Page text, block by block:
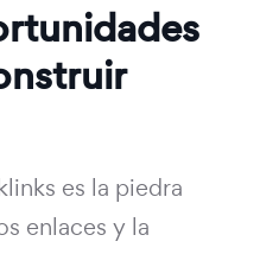
es la piedra
enlaces y la